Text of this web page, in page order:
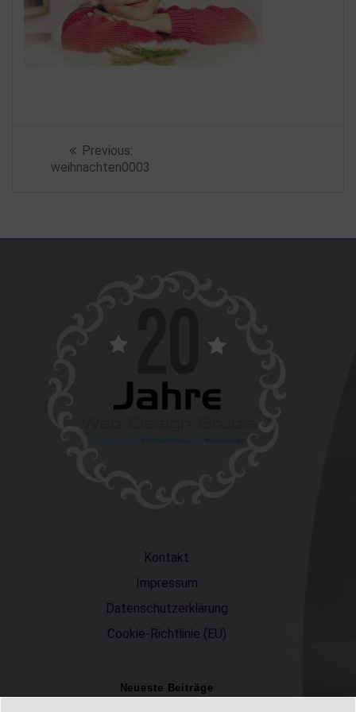
Beitragsnavigation
Previous:Previous
post:
weihnachten0003
Kontakt
Impressum
Datenschutzerklärung
Cookie-Richtlinie (EU)
Neueste Beiträge